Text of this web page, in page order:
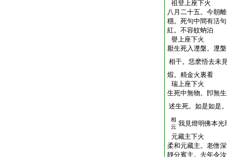
祖登上座下火
八月二十五。今朝
穩。死句中間有活
紅。不容蚊蚋泊
譽上座下火
厭生死入𣵀槃。𣵀
相干。恁麽悟去未
煆。精金火裏看
瑞上座下火
生死中無物。卽無
述生死。如是如是
相
云 我見燈明佛本光
元藏主下火
柔和元藏主。老僧
靜分賓主。去年令